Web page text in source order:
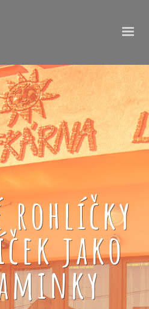
rohlíčky
jako